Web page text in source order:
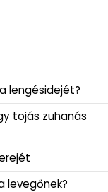
lengésidejét?
tojás zuhanás
levegőnek?